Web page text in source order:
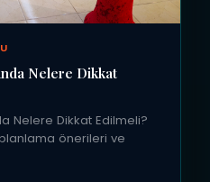
Nelere Dikkat
Nelere Dikkat Edilmeli?
önerileri ve